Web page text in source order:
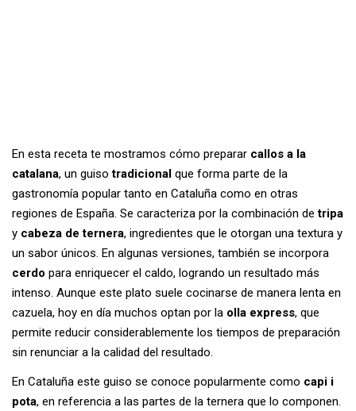
En esta receta te mostramos cómo preparar callos a la
catalana, un guisotradicional que forma parte de la
gastronomía popular tanto en Cataluña como en otras
regiones de España. Se caracteriza por la combinación detripa
y cabeza de ternera, ingredientes que le otorgan una textura y
un sabor únicos. En algunas versiones, también se incorpora
cerdo para enriquecer el caldo, logrando un resultado más
intenso. Aunque este plato suele cocinarse de manera lenta en
cazuela, hoy en día muchos optan por la olla express, que
permite reducir considerablemente los tiempos de preparación
sin renunciar a la calidad del resultado.
En Cataluña este guiso se conoce popularmente como capi i
pota, en referencia a las partes de la ternera que lo componen.